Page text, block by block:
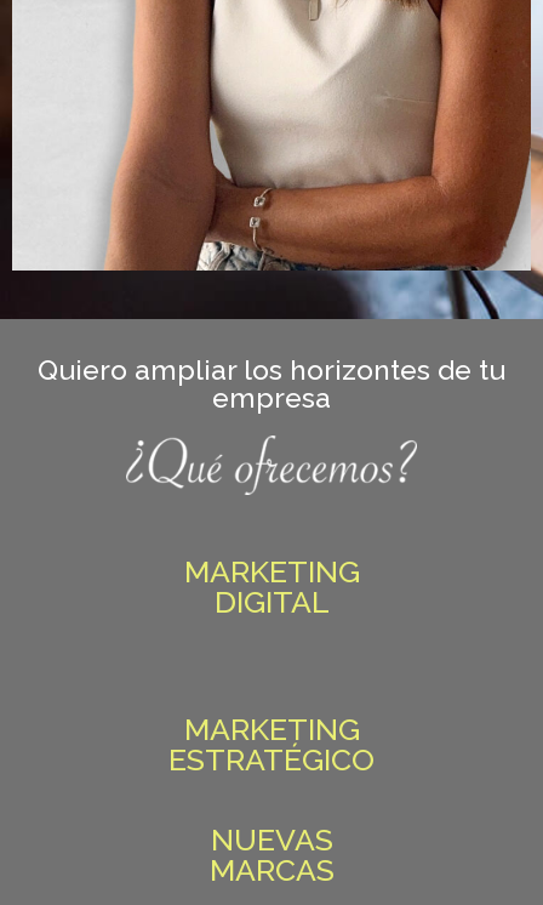
Quiero ampliar los horizontes de tu
empresa
MARKETING
DIGITAL
MARKETING
ESTRATÉGICO
NUEVAS
MARCAS